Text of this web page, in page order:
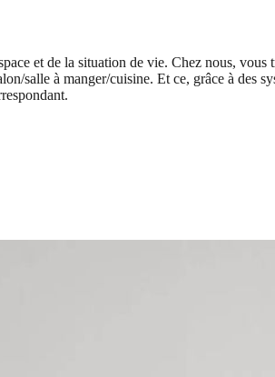
et de la situation de vie. Chez nous,
salle à manger/cuisine. Et ce, grâce à des